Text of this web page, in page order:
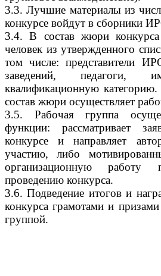
3.3. Лучшие материалы из
конкурсе войдут в сборники
3.4. В состав жюри
человек из утвержденного
том числе: представители
заведений, педагоги,
квалификационную
состав жюри осуществляет
3.5. Рабочая группа
функции: рассматривает
конкурсе и направляет
участию, либо
организационную
проведению конкурса.
3.6. Подведение итогов и
конкурса грамотами и
группой.